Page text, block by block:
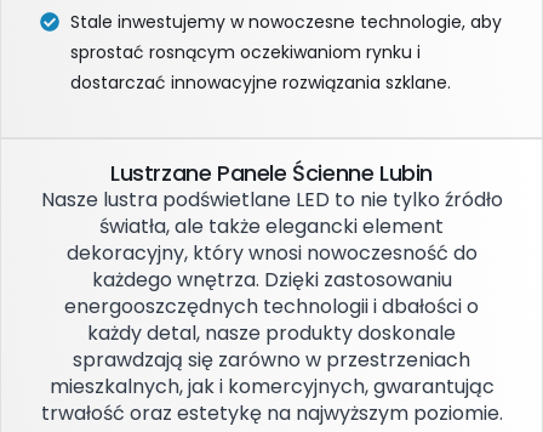
Stale inwestujemy w nowoczesne technologie, aby
sprostać rosnącym oczekiwaniom rynku i
dostarczać innowacyjne rozwiązania szklane.
Lustrzane Panele Ścienne Lubin
Nasze lustra podświetlane LED to nie tylko źródło
światła, ale także elegancki element
dekoracyjny, który wnosi nowoczesność do
każdego wnętrza. Dzięki zastosowaniu
energooszczędnych technologii i dbałości o
każdy detal, nasze produkty doskonale
sprawdzają się zarówno w przestrzeniach
mieszkalnych, jak i komercyjnych, gwarantując
trwałość oraz estetykę na najwyższym poziomie.